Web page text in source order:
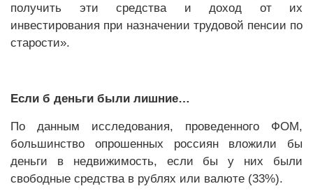
получить эти средства и доход от их
инвестирования при назначении трудовой пенсии по
старости».
Если б деньги были лишние…
По данным исследования, проведенного ФОМ,
большинство опрошенных россиян вложили бы
деньги в недвижимость, если бы у них были
свободные средства в рублях или валюте (33%).